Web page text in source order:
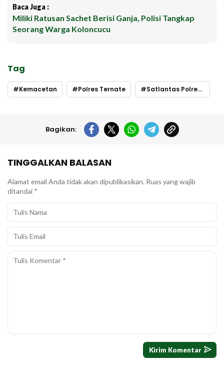
Baca Juga :
Miliki Ratusan Sachet Berisi Ganja, Polisi Tangkap
Seorang Warga Koloncucu
Tag
Kemacetan Polres Ternate Satlantas Polres Ternate
Bagikan:
TINGGALKAN BALASAN
Alamat email Anda tidak akan dipublikasikan. Ruas yang wajib
ditandai *